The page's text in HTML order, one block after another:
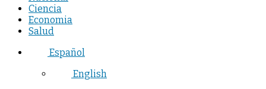
Ciencia
Economia
Salud
Español
English